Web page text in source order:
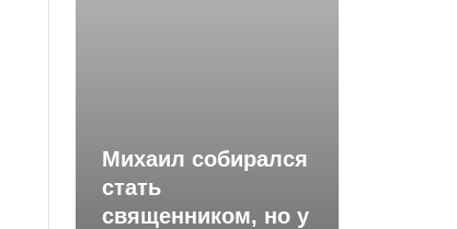
Михаил собирался
стать
священником, но у